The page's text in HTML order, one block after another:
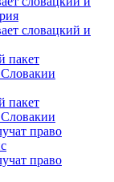
словацкий и
пакет
пакет
право
право